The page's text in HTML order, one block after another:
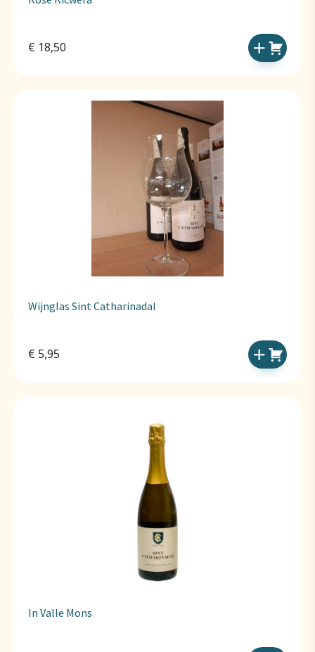
€ 18,50
Wijnglas Sint Catharinadal
€ 5,95
In Valle Mons